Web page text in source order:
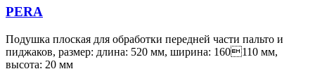
PERA
Подушка плоская для обработки передней части пальто и
пиджаков, размер: длина: 520 мм, ширина: 160110 мм,
высота: 20 мм